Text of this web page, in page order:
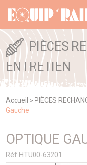
PIÈCES
ENTRETIEN
Accueil > PIÈCES
Gauche
OPTIQUE
Réf HTU00-63201
Panneau de gestion des